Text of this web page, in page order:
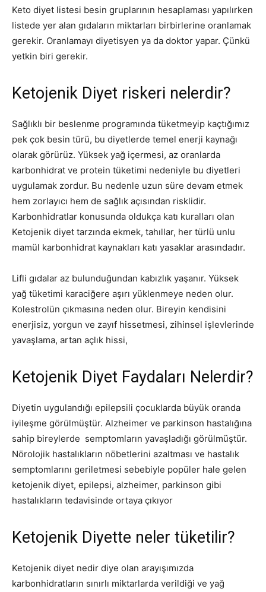
Keto diyet listesi besin gruplarının hesaplaması yapılırken
listede yer alan gıdaların miktarları birbirlerine oranlamak
gerekir. Oranlamayı diyetisyen ya da doktor yapar. Çünkü
yetkin biri gerekir.
Ketojenik Diyet riskeri nelerdir?
Sağlıklı bir beslenme programında tüketmeyip kaçtığımız
pek çok besin türü, bu diyetlerde temel enerji kaynağı
olarak görürüz. Yüksek yağ içermesi, az oranlarda
karbonhidrat ve protein tüketimi nedeniyle bu diyetleri
uygulamak zordur. Bu nedenle uzun süre devam etmek
hem zorlayıcı hem de sağlık açısından risklidir.
Karbonhidratlar konusunda oldukça katı kuralları olan
Ketojenik diyet tarzında ekmek, tahıllar, her türlü unlu
mamül karbonhidrat kaynakları katı yasaklar arasındadır.
Lifli gıdalar az bulunduğundan kabızlık yaşanır. Yüksek
yağ tüketimi karaciğere aşırı yüklenmeye neden olur.
Kolestrolün çıkmasına neden olur. Bireyin kendisini
enerjisiz, yorgun ve zayıf hissetmesi, zihinsel işlevlerinde
yavaşlama, artan açlık hissi,
Ketojenik Diyet Faydaları Nelerdir?
Diyetin uygulandığı epilepsili çocuklarda büyük oranda
iyileşme görülmüştür. Alzheimer ve parkinson hastalığına
sahip bireylerde semptomların yavaşladığı görülmüştür.
Nörolojik hastalıkların nöbetlerini azaltması ve hastalık
semptomlarını geriletmesi sebebiyle popüler hale gelen
ketojenik diyet, epilepsi, alzheimer, parkinson gibi
hastalıkların tedavisinde ortaya çıkıyor
Ketojenik Diyette neler tüketilir?
Ketojenik diyet nedir diye olan arayışımızda
karbonhidratların sınırlı miktarlarda verildiği ve yağ